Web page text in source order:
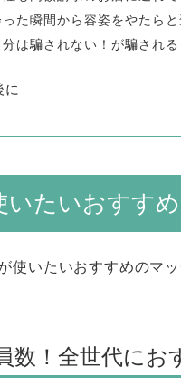
った瞬間から容姿をやたら
分は騙されない！が騙される
に
いたいおすす
使いたいおすすめのマ
数！全世代にお